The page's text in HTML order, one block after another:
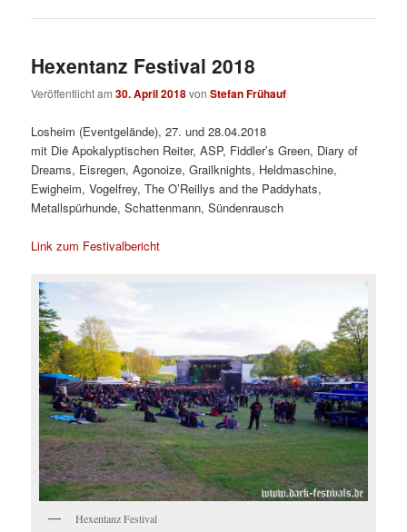
Hexentanz Festival 2018
Veröffentlicht am30. April 2018vonStefan Frühauf
Losheim (Eventgelände), 27. und 28.04.2018
mit Die Apokalyptischen Reiter, ASP, Fiddler’s Green, Diary of
Dreams, Eisregen, Agonoize, Grailknights, Heldmaschine,
Ewigheim, Vogelfrey, The O’Reillys and the Paddyhats,
Metallspürhunde, Schattenmann, Sündenrausch
Link zum Festivalbericht
Hexentanz Festival